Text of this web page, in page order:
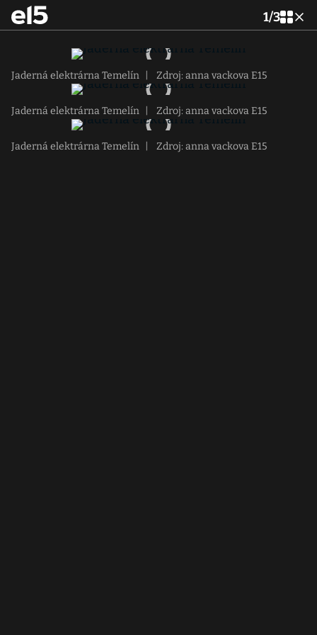
1/3
Jaderná elektrárna Temelín Zdroj: anna vackova E15
Jaderná elektrárna Temelín Zdroj: anna vackova E15
Jaderná elektrárna Temelín Zdroj: anna vackova E15